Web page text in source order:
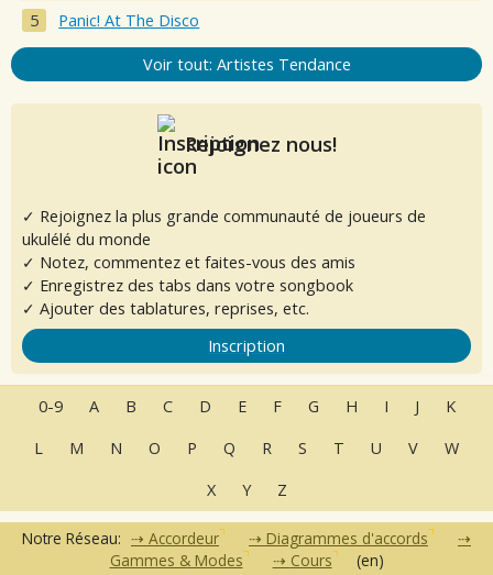
Panic! At The Disco
Voir tout: Artistes Tendance
Rejoignez nous!
✓ Rejoignez la plus grande communauté de joueurs de
ukulélé du monde
✓ Notez, commentez et faites-vous des amis
✓ Enregistrez des tabs dans votre songbook
✓ Ajouter des tablatures, reprises, etc.
Inscription
0-9 A B C D E F G H I J
K
L
M N O P Q R S T U V
W
X
Y Z
Notre Réseau: Accordeur
Diagrammes d'accords
Gammes & Modes
Cours (en)